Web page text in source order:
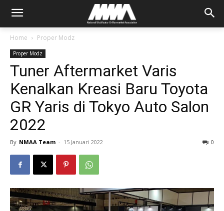
Home Proper Modz
Proper Modz
Tuner Aftermarket Varis
Kenalkan Kreasi Baru Toyota
GR Yaris di Tokyo Auto Salon
2022
By NMAA Team - 15 Januari 2022 0